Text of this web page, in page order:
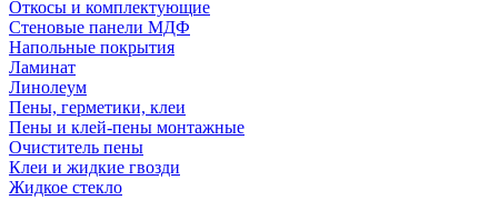
Откосы и комплектующие
Стеновые панели МДФ
Напольные покрытия
Ламинат
Линолеум
Пены, герметики, клеи
Пены и клей-пены монтажные
Очиститель пены
Клеи и жидкие гвозди
Жидкое стекло